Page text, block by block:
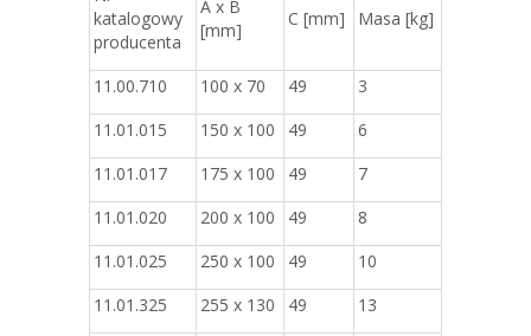
katalogowy
producenta
A x B
[mm]
C [mm] Masa [kg]
11.00.710 100 x 70 49
3
11.01.015
150 x 100 49
6
11.01.017
175 x 100 49
7
11.01.020
200 x 100 49
8
11.01.025
250 x 100 49
10
11.01.325
255 x 130 49
13